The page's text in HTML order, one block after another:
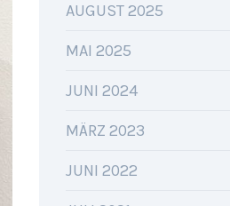
AUGUST 2025
MAI 2025
JUNI 2024
MÄRZ 2023
JUNI 2022